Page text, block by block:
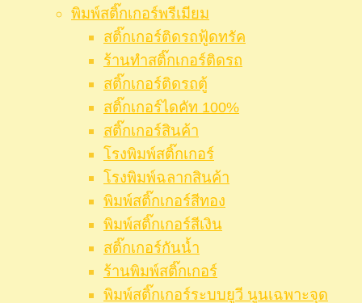
พิมพ์สติ๊กเกอร์พรีเมียม
สติ๊กเกอร์ติดรถฟู้ดทรัค
ร้านทำสติ๊กเกอร์ติดรถ
สติ๊กเกอร์ติดรถตู้
สติ๊กเกอร์ไดคัท 100%
สติ๊กเกอร์สินค้า
โรงพิมพ์สติ๊กเกอร์
โรงพิมพ์ฉลากสินค้า
พิมพ์สติ๊กเกอร์สีทอง
พิมพ์สติ๊กเกอร์สีเงิน
สติ๊กเกอร์กันน้ำ
ร้านพิมพ์สติ๊กเกอร์
พิมพ์สติ๊กเกอร์ระบบยูวี นูนเฉพาะจุด